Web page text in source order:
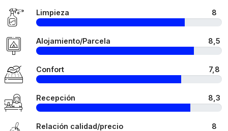
Limpieza 8
Alojamiento/Parcela 8,5
Confort 7,8
Recepción 8,3
Relación calidad/precio 8